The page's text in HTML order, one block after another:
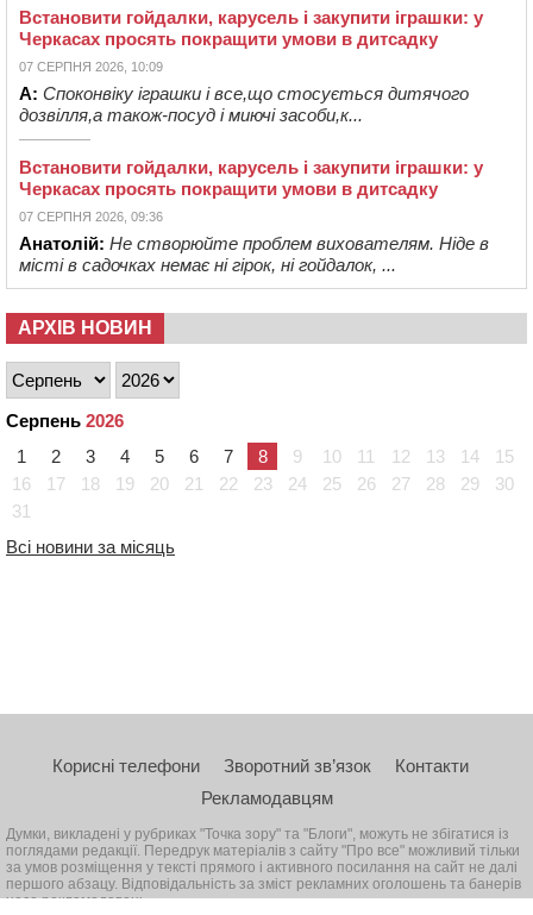
Встановити гойдалки, карусель і закупити іграшки: у
Черкасах просять покращити умови в дитсадку
07 СЕРПНЯ 2026, 10:09
А: Споконвіку іграшки і все,що стосується дитячого
дозвілля,а також-посуд і миючі засоби,к...
Встановити гойдалки, карусель і закупити іграшки: у
Черкасах просять покращити умови в дитсадку
07 СЕРПНЯ 2026, 09:36
Анатолій: Не створюйте проблем вихователям. Ніде в
місті в садочках немає ні гірок, ні гойдалок, ...
АРХІВ НОВИН
Серпень 2026
1
2 3 4 5 6 7 8 9 10 11 12 13 14
15
16
17 18 19 20 21 22 23 24 25 26 27 28 29
30
31
Всі новини за місяць
Корисні телефони Зворотний зв’язок
Контакти
Рекламодавцям
Думки, викладені у рубриках "Точка зору" та "Блоги", можуть не збігатися із
поглядами редакції. Передрук матеріалів з сайту "Про все" можливий тільки
за умов розміщення у тексті прямого і активного посилання на сайт не далі
першого абзацу. Відповідальність за зміст рекламних оголошень та банерів
несе рекламодавець